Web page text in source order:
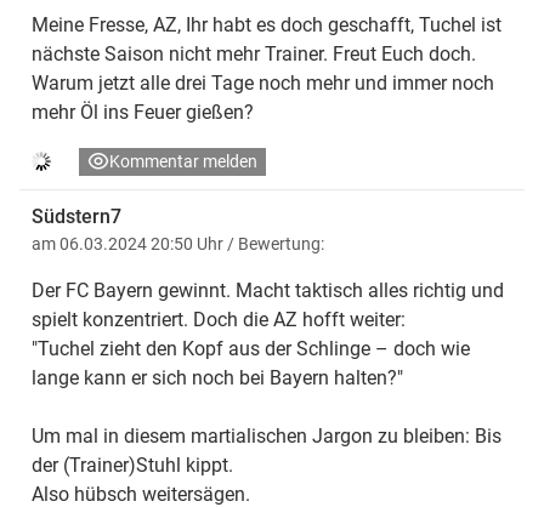
Meine Fresse, AZ, Ihr habt es doch geschafft, Tuchel ist
nächste Saison nicht mehr Trainer. Freut Euch doch.
Warum jetzt alle drei Tage noch mehr und immer noch
mehr Öl ins Feuer gießen?
Kommentar melden
Südstern7
am 06.03.2024 20:50 Uhr/ Bewertung:
Der FC Bayern gewinnt. Macht taktisch alles richtig und
spielt konzentriert. Doch die AZ hofft weiter:
"Tuchel zieht den Kopf aus der Schlinge – doch wie
lange kann er sich noch bei Bayern halten?"
Um mal in diesem martialischen Jargon zu bleiben: Bis
der (Trainer)Stuhl kippt.
Also hübsch weitersägen.